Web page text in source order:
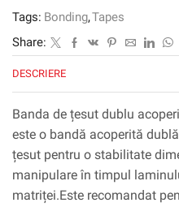
50
0,15
mm
Tags: Bonding,Tapes
Share:
DESCRIERE
Banda de țesut dublu
este o bandă acoperită
țesut pentru o stabilitate
manipulare în timpul
matriței.Este recomandat